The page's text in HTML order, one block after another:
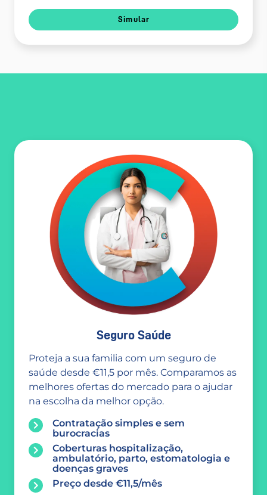
Simular
Seguro Saúde
Proteja a sua familia com um seguro de
saúde desde €11,5 por mês. Comparamos as
melhores ofertas do mercado para o ajudar
na escolha da melhor opção.
Contratação simples e sem
burocracias
Coberturas hospitalização,
ambulatório, parto, estomatologia e
doenças graves
Preço desde €11,5/mês